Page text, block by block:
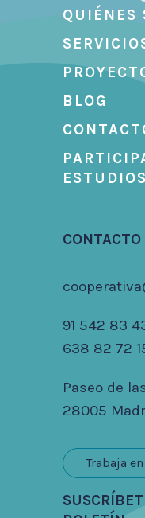
QUIÉNES
BLOG
ESTUDIOS
CONTACTO
91 542 83
638 82 72
Paseo de
28005
Trabaja